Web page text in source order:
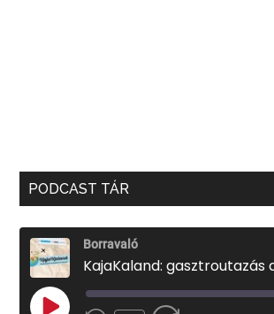
PODCAST TÁR
Borravaló
KajaKaland: gasztroutazás